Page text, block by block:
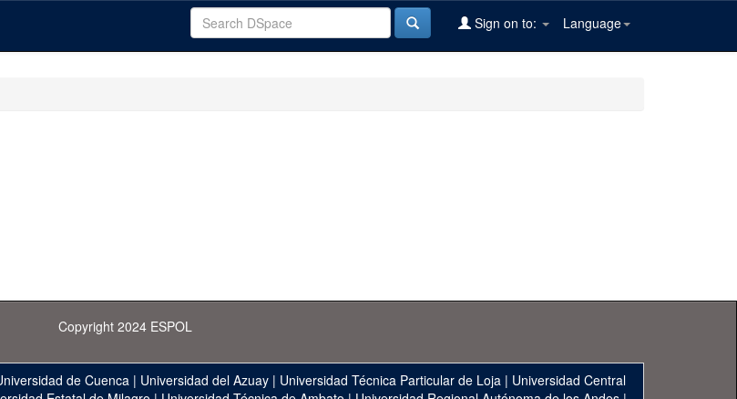
Language
Sign on to:
Copyright 2024 ESPOL
de Cuenca | Universidad del Azuay | Universidad Técnica Particular de Loja | Universidad Central